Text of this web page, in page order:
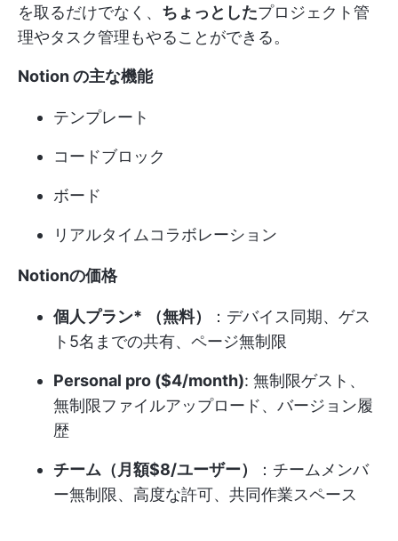
を取るだけでなく、 ちょっとしたプロジェクト管
理やタスク管理もやることができる。
Notion の主な機能
テンプレート
コードブロック
ボード
リアルタイムコラボレーション
Notionの価格
個人プラン* （無料）
：デバイス同期、ゲス
ト5名までの共有、ページ無制限
Personal pro ($4/month): 無制限ゲスト、
無制限ファイルアップロード、バージョン履
歴
チーム（月額$8/ユーザー）
：チームメンバ
ー無制限、高度な許可、共同作業スペース